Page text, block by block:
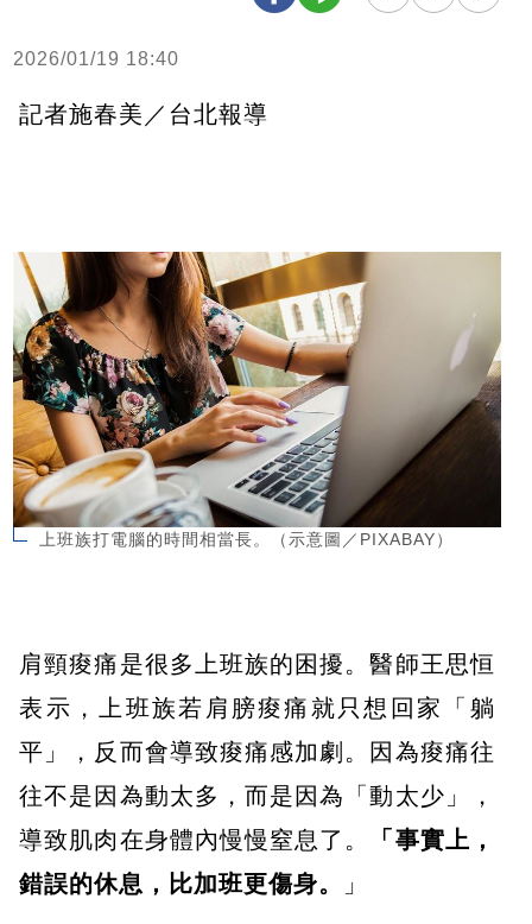
2026/01/19 18:40
記者施春美／台北報導
上班族打電腦的時間相當長。（示意圖／PIXABAY）
肩頸痠痛是很多上班族的困擾。醫師王思恒
表示，上班族若肩膀痠痛就只想回家「躺
平」，反而會導致痠痛感加劇。因為痠痛往
往不是因為動太多，而是因為「動太少」，
導致肌肉在身體內慢慢窒息了。
「事實上，
錯誤的休息，比加班更傷身。
」